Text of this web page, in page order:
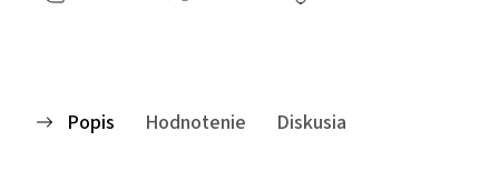
Popis Hodnotenie Diskusia